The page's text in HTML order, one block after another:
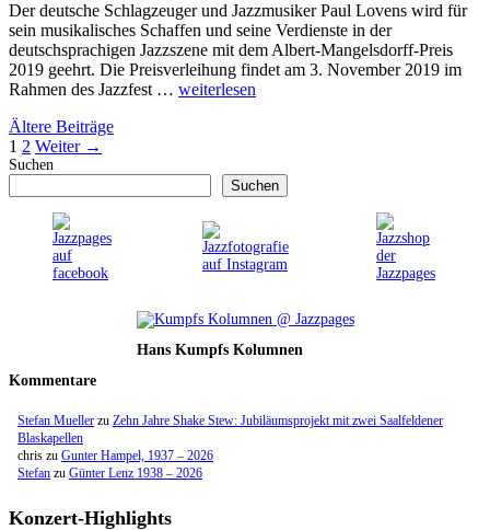
Der deutsche Schlagzeuger und Jazzmusiker Paul Lovens wird für
sein musikalisches Schaffen und seine Verdienste in der
deutschsprachigen Jazzszene mit dem Albert-Mangelsdorff-Preis
2019 geehrt. Die Preisverleihung findet am 3. November 2019 im
Rahmen des Jazzfest … weiterlesen
Ältere Beiträge
Seite
1 Seite
2 Weiter →
Suchen
Suchen
Hans Kumpfs Kolumnen
Kommentare
Stefan Mueller zu Zehn Jahre Shake Stew: Jubiläumsprojekt mit zwei Saalfeldener
Blaskapellen
chris zu Gunter Hampel, 1937 – 2026
Stefan zu Günter Lenz 1938 – 2026
Konzert-Highlights